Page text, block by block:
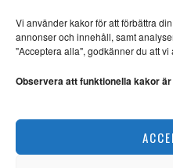
Vi använder kakor för att förbättra
annonser och innehåll, samt
"Acceptera alla", godkänner du att vi
Observera att funktionella kakor
Amélie Nothomb skildrar
SE ÄVEN
det
kroppsidealet